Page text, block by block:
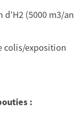
(5000 m3/an
exposition
: